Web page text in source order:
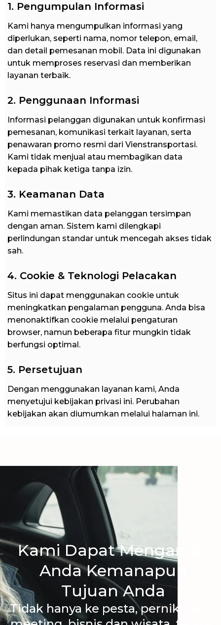
1. Pengumpulan Informasi
Kami hanya mengumpulkan informasi yang
diperlukan, seperti nama, nomor telepon, email,
dan detail pemesanan mobil. Data ini digunakan
untuk memproses reservasi dan memberikan
layanan terbaik.
2. Penggunaan Informasi
Informasi pelanggan digunakan untuk konfirmasi
pemesanan, komunikasi terkait layanan, serta
penawaran promo resmi dari Vienstransportasi.
Kami tidak menjual atau membagikan data
kepada pihak ketiga tanpa izin.
3. Keamanan Data
Kami memastikan data pelanggan tersimpan
dengan aman. Sistem kami dilengkapi
perlindungan standar untuk mencegah akses tidak
sah.
4. Cookie & Teknologi Pelacakan
Situs ini dapat menggunakan cookie untuk
meningkatkan pengalaman pengguna. Anda bisa
menonaktifkan cookie melalui pengaturan
browser, namun beberapa fitur mungkin tidak
berfungsi optimal.
5. Persetujuan
Dengan menggunakan layanan kami, Anda
menyetujui kebijakan privasi ini. Perubahan
kebijakan akan diumumkan melalui halaman ini.
Kami Dapat Mengantar
Anda Kemanapun
Tujuan Anda
Tidak hanya ke pesta, pernikahan,